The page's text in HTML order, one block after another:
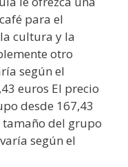
para el
cultura y la
otro
según el
euros El precio
desde 167,43
tamaño del grupo
según el